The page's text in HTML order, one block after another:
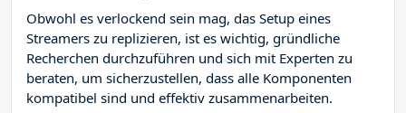
Obwohl es verlockend sein mag, das Setup eines
Streamers zu replizieren, ist es wichtig, gründliche
Recherchen durchzuführen und sich mit Experten zu
beraten, um sicherzustellen, dass alle Komponenten
kompatibel sind und effektiv zusammenarbeiten.